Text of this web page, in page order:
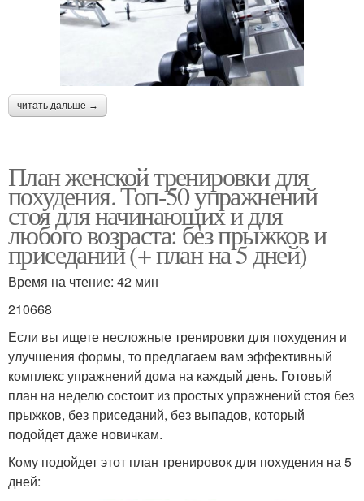
читать дальше →
План женской тренировки для
похудения. Топ-50 упражнений
стоя для начинающих и для
любого возраста: без прыжков и
приседаний (+ план на 5 дней)
Время на чтение: 42 мин
210668
Если вы ищете несложные тренировки для похудения и
улучшения формы, то предлагаем вам эффективный
комплекс упражнений дома на каждый день. Готовый
план на неделю состоит из простых упражнений стоя без
прыжков, без приседаний, без выпадов, который
подойдет даже новичкам.
Кому подойдет этот план тренировок для похудения на 5
дней: